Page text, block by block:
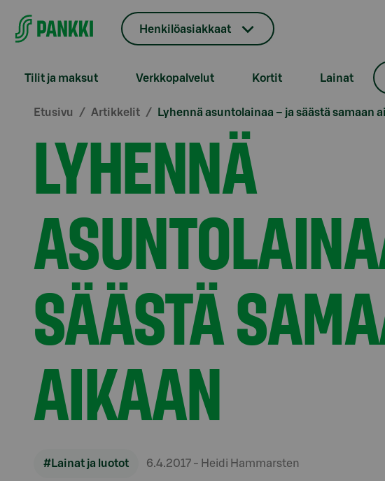
Henkilöasiakkaat
Tilit ja maksut Verkkopalvelut Kortit Lainat
Etusivu Artikkelit Lyhennä asuntolainaa – ja säästä samaan
LYHENNÄ
SÄÄSTÄ
AIKAAN
#Lainat ja luotot 6.4.2017 - Heidi Hammarsten